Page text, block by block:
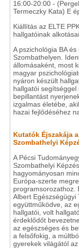
16:00-20:00 -
Termeczky
Kiállítás az ELTE
hallgatóinak
A pszichológia BA
Szombathelyen.
állomásaként, most
magyar
nyáron készült
hallgatói
bepillantást
izgalmas életébe,
hazai fejlődéséhez
Kutatók Éjszakája
Szombathelyi
A Pécsi
Szombathelyi
hagyományosan
Európa-szerte
programsorozathoz.
Albert Egészségügyi
együttműködve, az
hallgatói, volt
érdeklődőt
az egészséges és
a felsőfokig, a
gyerekek világától